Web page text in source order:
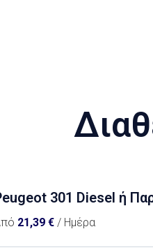
301 Diesel ή
21,39 € / Ημέρα